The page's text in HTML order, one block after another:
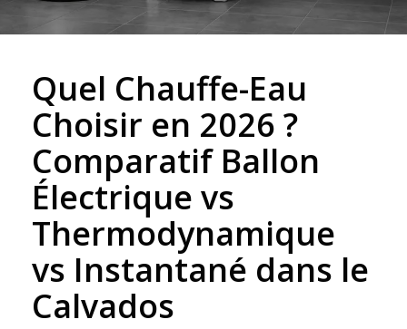
Quel Chauffe-Eau
Choisir en 2026 ?
Comparatif Ballon
Électrique vs
Thermodynamique
vs Instantané dans le
Calvados